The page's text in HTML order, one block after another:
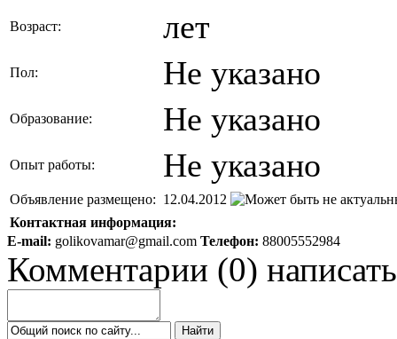
Возраст: лет
Пол: Не указано
Образование: Не указано
Опыт работы: Не указано
Объявление размещено: 12.04.2012
Контактная информация:
E-mail: golikovamar@gmail.com Телефон: 88005552984
Комментарии (0) написать